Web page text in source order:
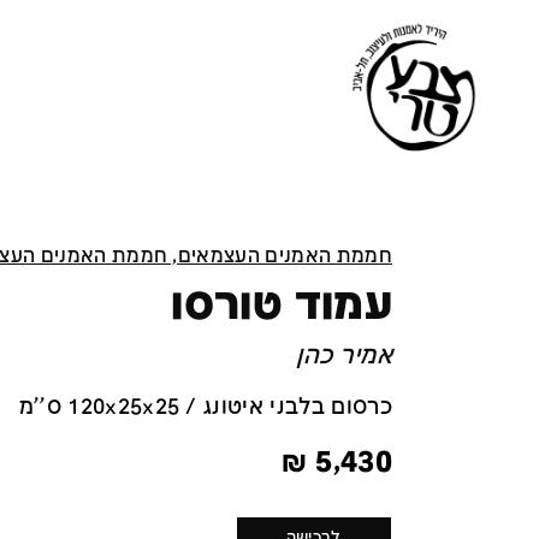
חממת האמנים העצמאים, חממת האמנים
עמוד טורסו
אמיר כהן
כרסום בלבני איטונג / 120x25x25 ס''מ
5,430
₪